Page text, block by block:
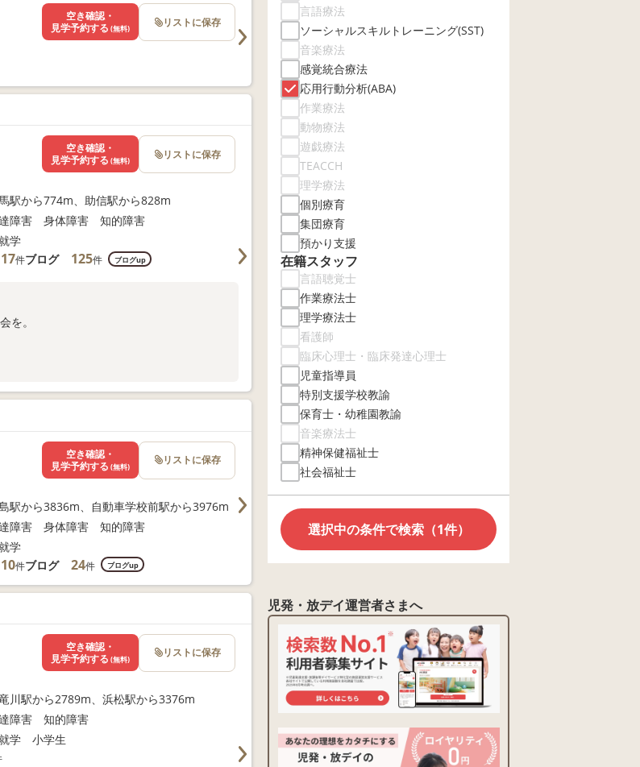
空き確認・
見学予約する (無料) リストに保存
駅から774m、助信駅から828m
障害 身体障害 知的障害
学
17件ブログ 125件 ブログup
を。
空き確認・
見学予約する (無料) リストに保存
島駅から3836m、自動車学校前駅から3976m
障害 身体障害 知的障害
学
10件ブログ 24件 ブログup
空き確認・
見学予約する (無料) リストに保存
川駅から2789m、浜松駅から3376m
障害 知的障害
学 小学生
空き確認・
見学予約する (無料) リストに保存
言語療法
ソーシャルスキルトレーニング(SST)
音楽療法
感覚統合療法
応用行動分析(ABA)
作業療法
動物療法
遊戯療法
TEACCH
理学療法
個別療育
集団療育
預かり支援
在籍スタッフ
言語聴覚士
作業療法士
理学療法士
看護師
臨床心理士・臨床発達心理士
児童指導員
特別支援学校教諭
保育士・幼稚園教諭
音楽療法士
精神保健福祉士
社会福祉士
選択中の条件で検索（1件）
児発・放デイ運営者さまへ